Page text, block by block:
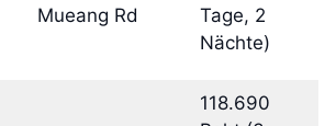
Mueang Rd
Tage, 2
Nächte)
118.690